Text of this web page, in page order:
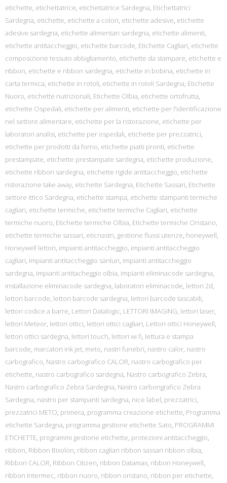
etichette, etichettatrice, etichettatrice Sardegna, Etichettatrici
Sardegna, etichette, etichette a colori, etichette adesive, etichette
adesive sardegna, etichette alimentari sardegna, etichette alimenti,
etichette antitaccheggio, etichette barcode, Etichette Cagliari, etichette
composizione tessuto abbigliamento, etichette da stampare, etichette e
ribbon, etichette e ribbon sardegna, etichette in bobina, etichette in
carta termica, etichette in rotoli, etichette in rotoli Sardegna, Etichette
Nuoro, etichette nutrizionali, Etichette Olbia, etichette ortofrutta,
etichette Ospedali, etichette per alimenti, etichette per l'identificazione
nel settore alimentare, etichette per la ristorazione, etichette per
laboratori analisi, etichette per ospedali, etichette per prezzatrici,
etichette per prodotti da forno, etichette piatti pronti, etichette
prestampate, etichette prestampate sardegna, etichette produzione,
etichette ribbon sardegna, etichette rigide antitaccheggio, etichette
ristorazione take away, etichette Sardegna, Etichette Sassari, Etichette
settore ittico Sardegna, etichette stampa, etichette stampanti termiche
cagliari, etichette termiche, etichette termiche Cagliari, etichette
termiche nuoro, Etichette termiche Olbia, Etichette termiche Oristano,
etichette termiche sassari, eticnastri, gestione flussi utenze, honeywell,
Honeywell lettori, impianti antitaccheggio, impianti antitaccheggio
cagliari, impianti antitaccheggio sanluri, impianti antitaccheggio
sardegna, impianti antitacheggio olbia, impianti eliminacode sardegna,
installazione eliminacode sardegna, laboratori eliminacode, lettori 2d,
lettori barcode, lettori barcode sardegna, lettori barcode tascabili,
lettori codice a barre, Lettori Datalogic, LETTORI IMAGING, lettori laser,
lettori Meteor, lettori ottici, lettori ottici cagliari, Lettori ottici Honeywell,
lettori ottici sardegna, lettori touch, lettori wi fi, lettura e stampa
barcode, marcatori ink jet, meto, nastri funebri, nastro calor, nastro
carbografico, Nastro carbografico CALOR, nastro carbografico per
etichette, nastro carbografico sardegna, Nastro carbografico Zebra,
Nastro carbografico Zebra Sardegna, Nastro carbongrafico Zebra
Sardegna, nastro per stampanti sardegna, nice label, prezzatrici,
prezzatrici METO, primera, programma creazione etichette, Programma
etichette Sardegna, programma gestione etichette Sato, PROGRAMMI
ETICHETTE, programmi gestione etichette, protezioni antitaccheggio,
ribbon, Ribbon Bixolon, ribbon cagliari ribbon sassari ribbon olbia,
Ribbon CALOR, Ribbon Citizen, ribbon Datamax, ribbon Honeywell,
ribbon Intermec, ribbon nuoro, ribbon oristano, ribbon per etichette,